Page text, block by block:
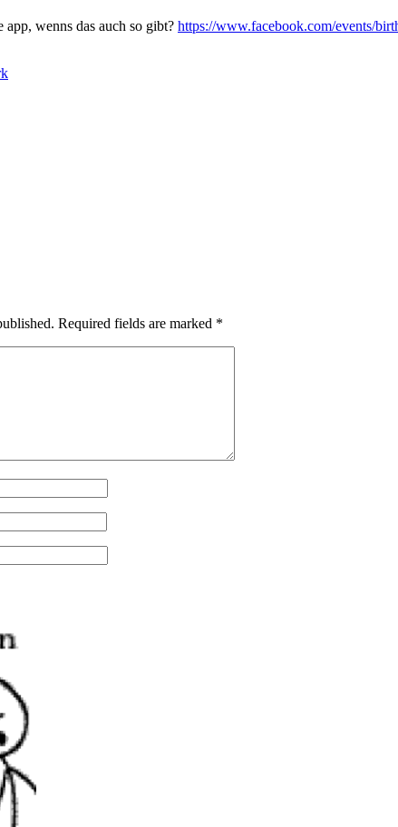
wenns das auch so gibt? https://www.facebook.com/events/
Required fields are marked *